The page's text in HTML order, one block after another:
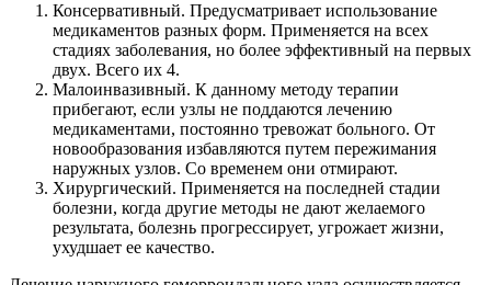
Консервативный. Предусматривает использование
медикаментов разных форм. Применяется на всех
стадиях заболевания, но более эффективный на первых
двух. Всего их 4.
Малоинвазивный. К данному методу терапии
прибегают, если узлы не поддаются лечению
медикаментами, постоянно тревожат больного. От
новообразования избавляются путем пережимания
наружных узлов. Со временем они отмирают.
Хирургический. Применяется на последней стадии
болезни, когда другие методы не дают желаемого
результата, болезнь прогрессирует, угрожает жизни,
ухудшает ее качество.